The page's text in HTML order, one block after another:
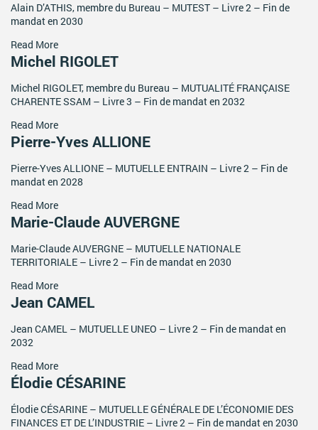
MÉTIERS
L’Observatoire des Métiers
Référentiel des métiers
Certifications professionnelles
Politique handicap
ACTUALITÉS
Alain D’ATHIS, membre du Bureau – MUTEST – Livre 2 – Fin de
mandat en 2030
Read More
Michel RIGOLET
Michel RIGOLET, membre du Bureau – MUTUALITÉ FRANÇAISE
CHARENTE SSAM – Livre 3 – Fin de mandat en 2032
Read More
Pierre-Yves ALLIONE
Pierre-Yves ALLIONE – MUTUELLE ENTRAIN – Livre 2 – Fin de
mandat en 2028
Read More
Marie-Claude AUVERGNE
Marie-Claude AUVERGNE – MUTUELLE NATIONALE
TERRITORIALE – Livre 2 – Fin de mandat en 2030
Read More
Jean CAMEL
Jean CAMEL – MUTUELLE UNEO – Livre 2 – Fin de mandat en
2032
Read More
Élodie CÉSARINE
Élodie CÉSARINE – MUTUELLE GÉNÉRALE DE L’ÉCONOMIE DES
FINANCES ET DE L’INDUSTRIE – Livre 2 – Fin de mandat en 2030